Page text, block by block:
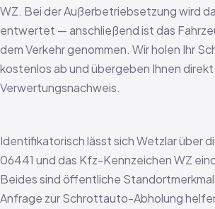
WZ. Bei der Außerbetriebsetzung wird
entwertet — anschließend ist das
dem Verkehr genommen. Wir holen Ihr
kostenlos ab und übergeben Ihnen
Verwertungsnachweis.
Identifikatorisch lässt sich Wetzlar über
06441 und das Kfz-Kennzeichen WZ
Beides sind öffentliche
Anfrage zur Schrottauto-Abholung